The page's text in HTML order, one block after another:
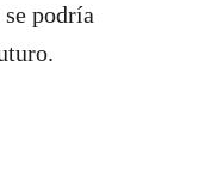
podría